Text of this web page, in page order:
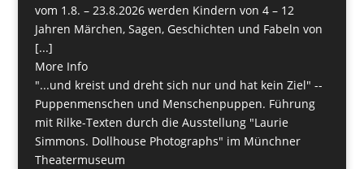
vom 1.8. – 23.8.2026 werden Kindern von 4 – 12
Jahren Märchen, Sagen, Geschichten und Fabeln von
[...]
More Info
"...und kreist und dreht sich nur und hat kein Ziel" --
Puppenmenschen und Menschenpuppen. Führung
mit Rilke-Texten durch die Ausstellung "Laurie
Simmons. Dollhouse Photographs" im Münchner
Theatermuseum